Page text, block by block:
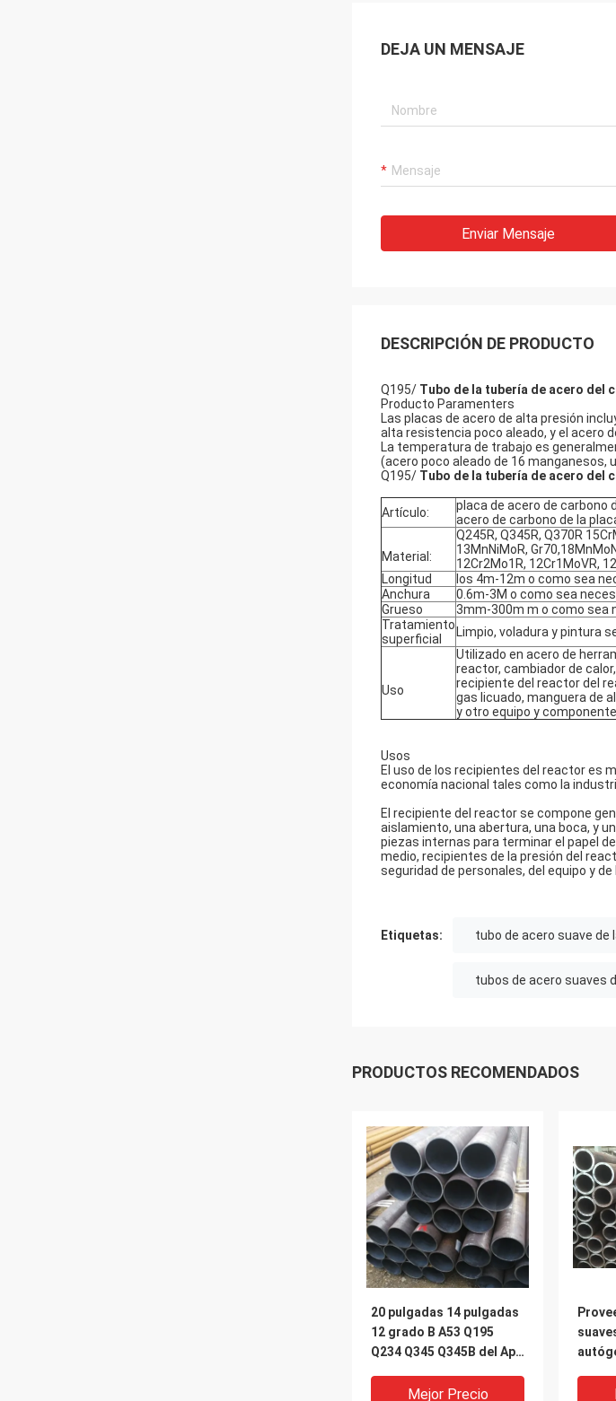
DEJA UN MENSAJE
Enviar Mensaje
DESCRIPCIÓN DE PRODUCTO
Q195/ Tubo de la tubería de acero del
Producto Paramenters
Las placas de acero de alta presión
alta resistencia poco aleado, y el acero
La temperatura de trabajo es
(acero poco aleado de 16 manganesos,
Q195/ Tubo de la tubería de acero del
Artículo:
placa de acero de carbono
acero de carbono de la
Material:
Q245R, Q345R, Q370R
13MnNiMoR,
12Cr2Mo1R, 12Cr1MoVR,
Longitud
los 4m-12m o como sea
Anchura
0.6m-3M o como sea
Grueso
3mm-300m m o como sea
Tratamiento
superficial
Limpio, voladura y pintura
Uso
Utilizado en acero de
reactor, cambiador de
recipiente del reactor del
gas licuado, manguera de
y otro equipo y
Usos
El uso de los recipientes del reactor es
economía nacional tales como la
El recipiente del reactor se compone
aislamiento, una abertura, una boca, y
piezas internas para terminar el papel
medio, recipientes de la presión del
seguridad de personales, del equipo y
Etiquetas: tubo de acero suave de
tubos de acero suaves
PRODUCTOS RECOMENDADOS
20 pulgadas 14 pulgadas
12 grado B A53 Q195
Q234 Q345 Q345B del Api
del carbono de la
Mejor Precio
12m